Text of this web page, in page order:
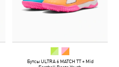
Бутсы ULTRA 6 MATCH TT + Mid